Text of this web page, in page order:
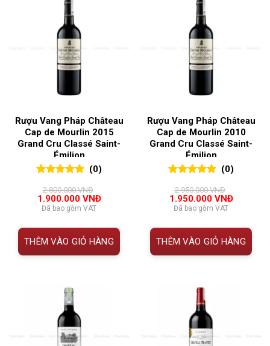
Rượu Vang Pháp Château
Cap de Mourlin 2015
Grand Cru Classé Saint-
Émilion
đánh giá
(0)
2.800.000VNĐ
Giá
gốc
2.800.000 VNĐ.
1.900.000 VNĐGiá
là:
1.900.000 VNĐ.
Đã bao gồm VAT
THÊM VÀO GIỎ HÀNG
Rượu Vang Pháp Château
Cap de Mourlin 2010
Grand Cru Classé Saint-
Émilion
đánh giá
(0)
2.950.000VNĐ
Giá
gốc
2.950.000 VNĐ.
1.950.000 VNĐGiá
là:
Đã bao gồm VAT
THÊM VÀO GIỎ HÀNG